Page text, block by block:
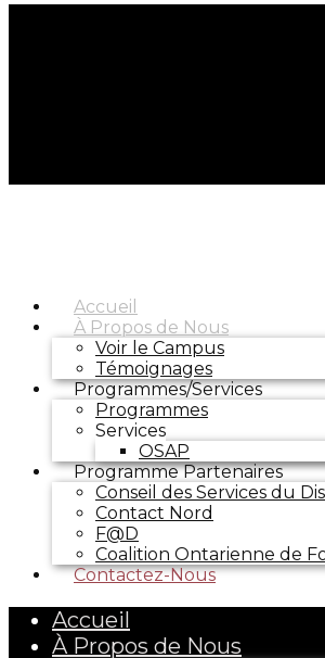
Accueil
À Propos de Nous
Voir le Campus
Témoignages
Programmes/Services
Programmes
Services
OSAP
Programme Partenaires
Conseil des Services du
Contact Nord
F@D
Coalition Ontarienne de
Contactez-Nous
Accueil
À Propos de Nous